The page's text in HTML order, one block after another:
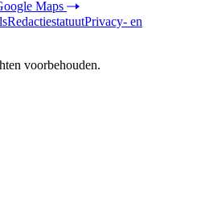
Maps
RedactiestatuutPrivacy- en
voorbehouden.